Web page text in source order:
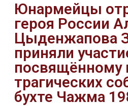
Юнармейцы
героя России
Цыденжапова
приняли
посвящённому
трагических
бухте Чажма